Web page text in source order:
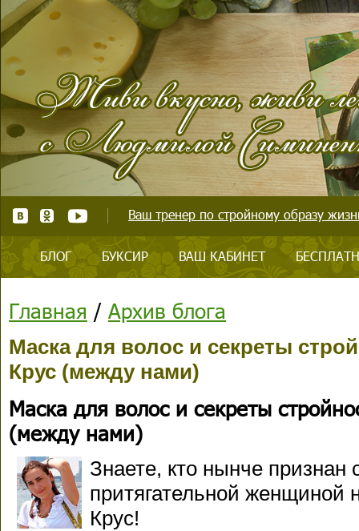
Ваш тренер по стройному образу
БЛОГ БУКСИР ВАШ КАБИНЕТ
Главная / Архив блога
Маска для волос и секреты
Крус (между нами)
Маска для волос и секреты
(между нами)
Знаете, кто нынче признан
притягательной женщиной
Крус!